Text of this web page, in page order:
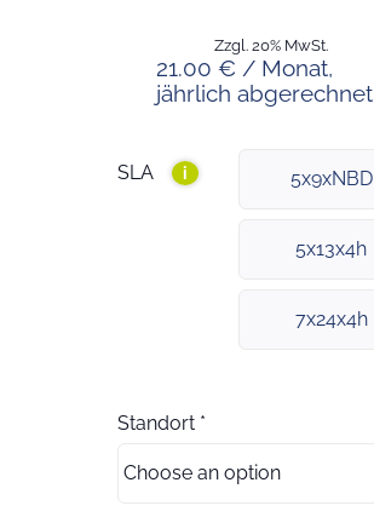
21.00 € / Monat,
jährlich abgerechnet
Zzgl. 20% MwSt.
SLA i 5x9xNBD
5x13x4h
7x24x4h
Standort *